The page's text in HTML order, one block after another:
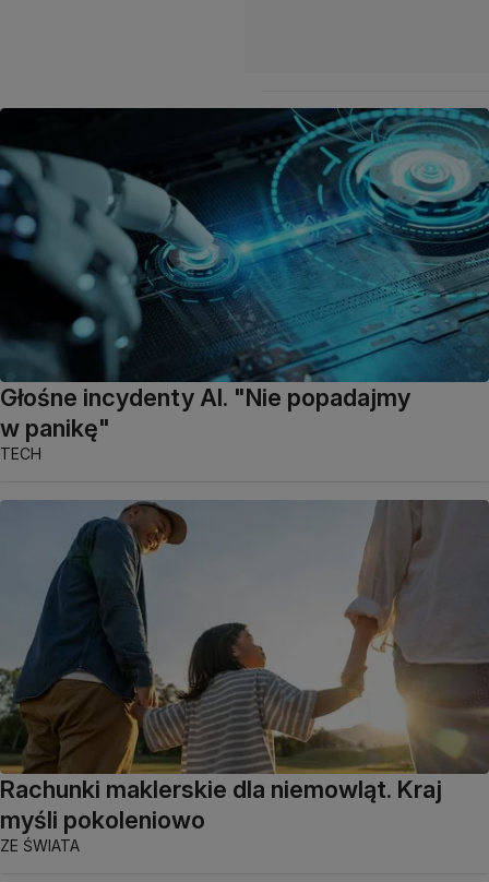
Głośne incydenty AI. "Nie popadajmy
w panikę"
TECH
Rachunki maklerskie dla niemowląt. Kraj
myśli pokoleniowo
ZE ŚWIATA